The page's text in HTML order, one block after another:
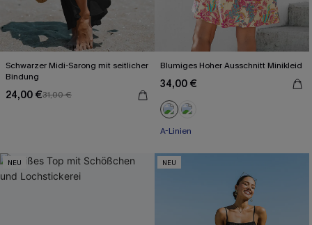
Schwarzer Midi-Sarong mit seitlicher
Bindung
24,00 €31,00 €
Blumiges Hoher Ausschnitt Minikleid
34,00 €
A-Linien
NEU NEU